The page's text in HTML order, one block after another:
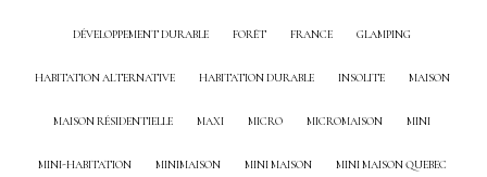
DÉVELOPPEMENT DURABLE FORÊT FRANCE GLAMPING
HABITATION ALTERNATIVE HABITATION DURABLE INSOLITE MAISON
MAISON RÉSIDENTIELLE MAXI MICRO MICROMAISON MINI
MINI-HABITATION MINIMAISON MINI MAISON MINI MAISON QUEBEC